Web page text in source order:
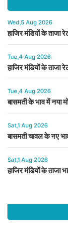
Wed,5 Aug 2026
हाजिर मंडियों के ताजा
Tue,4 Aug 2026
हाजिर मंडियों के ताजा
Tue,4 Aug 2026
बासमती के भाव में नया
Sat,1 Aug 2026
बासमती चावल के नए
Sat,1 Aug 2026
हाजिर मंडियों के ताजा